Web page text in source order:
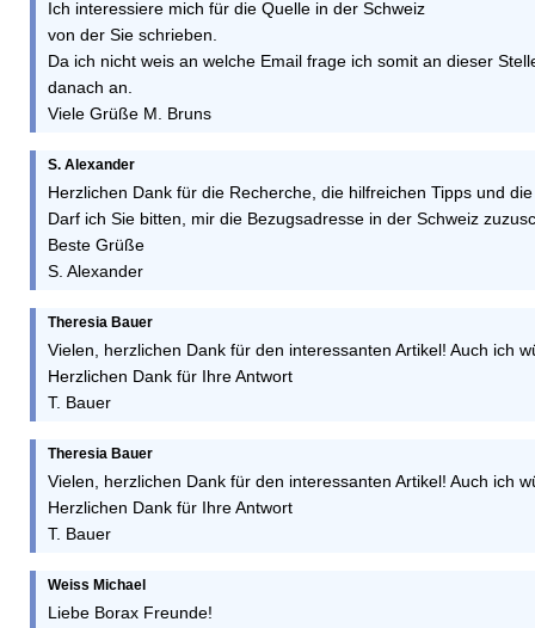
Ich interessiere mich für die Quelle in der Schweiz
von der Sie schrieben.
Da ich nicht weis an welche Email frage ich somit an dieser
danach an.
Viele Grüße M. Bruns
S. Alexander
Herzlichen Dank für die Recherche, die hilfreichen Tipps und
Darf ich Sie bitten, mir die Bezugsadresse in der Schweiz
Beste Grüße
S. Alexander
Theresia Bauer
Vielen, herzlichen Dank für den interessanten Artikel! Auch ich
Herzlichen Dank für Ihre Antwort
T. Bauer
Theresia Bauer
Vielen, herzlichen Dank für den interessanten Artikel! Auch ich
Herzlichen Dank für Ihre Antwort
T. Bauer
Weiss Michael
Liebe Borax Freunde!